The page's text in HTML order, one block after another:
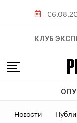
КЛУБ
Новости